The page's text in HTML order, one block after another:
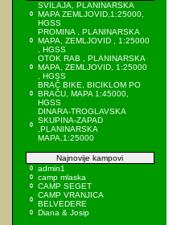
SVILAJA, PLANINARSKA
MAPA ZEMLJOVID,1:25000,
HGSS
PROMINA , PLANINARSKA
MAPA, ZEMLJOVID , 1:25000
, HGSS
OTOK RAB , PLANINARSKA
MAPA, ZEMLJOVID, 1:25000
, HGSS
BRAČ BIKE, BICIKLOM PO
BRAČU, MAPA 1:45000,
HGSS
DINARA-TROGLAVSKA
SKUPINA-ZAPAD
,PLANINARSKA
MAPA,1:25000
Najnovije kampovi
admin1
camp mlaska
CAMP SEGET
CAMP VRANJICA
BELVEDERE
Diana & Josip